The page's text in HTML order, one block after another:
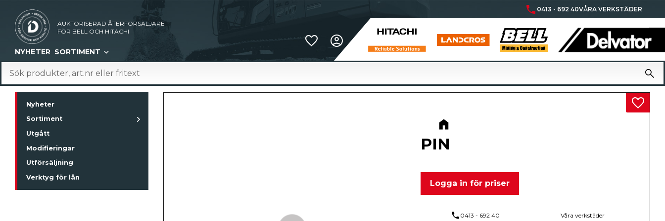
phone 0413 - 692 40VÅRA VERKSTÄDER
AUKTORISERAD ÅTERFÖRSÄLJARE
FÖR BELL OCH HITACHI
Favoriter
NYHETER SORTIMENT
PIN
Logga in för priser
Lägg
phone 0413 - 692 40 Våra verkstäder
Nyheter
Sortiment
Utgått
Modifieringar
Utförsäljning
Verktyg för lån